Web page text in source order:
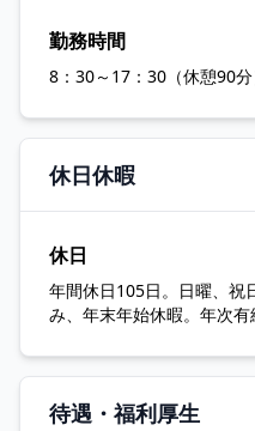
勤務時間
8：30～17：30（休憩90分
休日休暇
休日
年間休日105日。日曜、祝
み、年末年始休暇。年次有
待遇・福利厚生